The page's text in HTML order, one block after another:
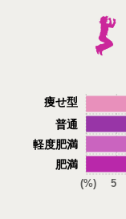
肥満
軽度肥満
普通
痩せ型
(%) 5